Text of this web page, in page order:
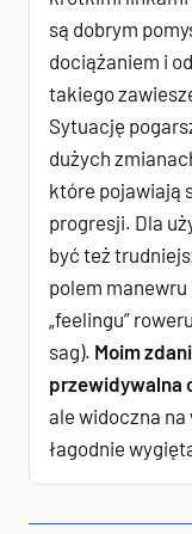
są dobrym
dociążaniem i
takiego
Sytuację
dużych
które pojawiają
progresji. Dla
być też
polem
„feelingu”
sag). Moim
przewidywalna
ale widoczna
łagodnie